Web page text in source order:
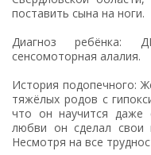
поставить сына на ноги.
Диагноз ребёнка:
сенсомоторная алалия.
История подопечного:
тяжёлых родов с
что он научится даже
любви он сделал свои
Несмотря на все